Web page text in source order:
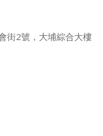
街2號，大埔綜合大樓